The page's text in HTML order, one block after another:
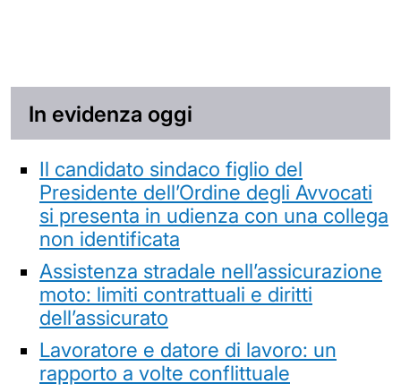
In evidenza oggi
Il candidato sindaco figlio del
Presidente dell’Ordine degli Avvocati
si presenta in udienza con una collega
non identificata
Assistenza stradale nell’assicurazione
moto: limiti contrattuali e diritti
dell’assicurato
Lavoratore e datore di lavoro: un
rapporto a volte conflittuale